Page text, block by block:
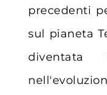
precedenti
sul pianeta
diventata